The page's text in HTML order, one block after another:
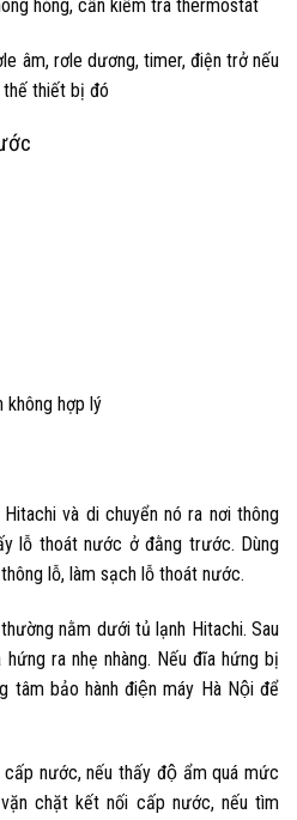
hỏng, cần kiểm tra thermostat
âm, rơle dương, timer, điện trở nếu
thiết bị đó
không hợp lý
và di chuyển nó ra nơi thông
lỗ thoát nước ở đằng trước. Dùng
lỗ, làm sạch lỗ thoát nước.
nằm dưới tủ lạnh Hitachi. Sau
ra nhẹ nhàng. Nếu đĩa hứng bị
tâm bảo hành điện máy Hà Nộiđể
nước, nếu thấy độ ẩm quá mức
chặt kết nối cấp nước, nếu tìm